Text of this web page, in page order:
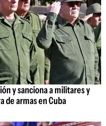
y sanciona a militares y
de armas en Cuba